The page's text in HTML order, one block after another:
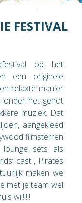
FESTIVAL
op het
een originele
relaxte manier
onder het genot
muziek. Dat
aangekleed
filmsterren
sets als
cast , Pirates
maken we
met je team wel
wil!!!!!